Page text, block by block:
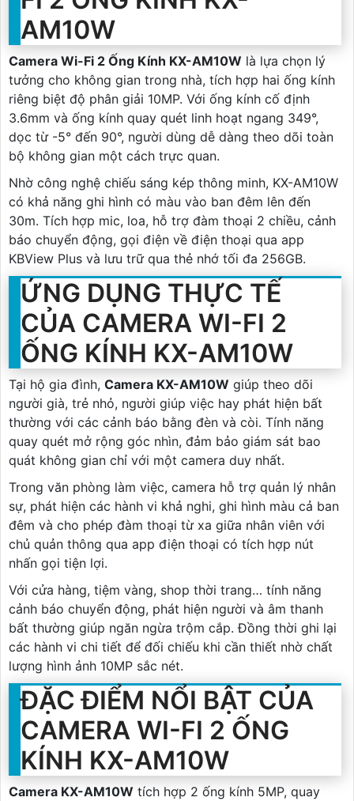
AM10W
Camera Wi-Fi 2 Ống Kính KX-AM10W là lựa chọn lý
tưởng cho không gian trong nhà, tích hợp hai ống kính
riêng biệt độ phân giải 10MP. Với ống kính cố định
3.6mm và ống kính quay quét linh hoạt ngang 349°,
dọc từ -5° đến 90°, người dùng dễ dàng theo dõi toàn
bộ không gian một cách trực quan.
Nhờ công nghệ chiếu sáng kép thông minh, KX-AM10W
có khả năng ghi hình có màu vào ban đêm lên đến
30m. Tích hợp mic, loa, hỗ trợ đàm thoại 2 chiều, cảnh
báo chuyển động, gọi điện về điện thoại qua app
KBView Plus và lưu trữ qua thẻ nhớ tối đa 256GB.
ỨNG DỤNG THỰC TẾ
CỦA CAMERA WI-FI 2
ỐNG KÍNH KX-AM10W
Tại hộ gia đình, Camera KX-AM10W giúp theo dõi
người già, trẻ nhỏ, người giúp việc hay phát hiện bất
thường với các cảnh báo bằng đèn và còi. Tính năng
quay quét mở rộng góc nhìn, đảm bảo giám sát bao
quát không gian chỉ với một camera duy nhất.
Trong văn phòng làm việc, camera hỗ trợ quản lý nhân
sự, phát hiện các hành vi khả nghi, ghi hình màu cả ban
đêm và cho phép đàm thoại từ xa giữa nhân viên với
chủ quản thông qua app điện thoại có tích hợp nút
nhấn gọi tiện lợi.
Với cửa hàng, tiệm vàng, shop thời trang… tính năng
cảnh báo chuyển động, phát hiện người và âm thanh
bất thường giúp ngăn ngừa trộm cắp. Đồng thời ghi lại
các hành vi chi tiết để đối chiếu khi cần thiết nhờ chất
lượng hình ảnh 10MP sắc nét.
ĐẶC ĐIỂM NỔI BẬT CỦA
CAMERA WI-FI 2 ỐNG
KÍNH KX-AM10W
Camera KX-AM10W tích hợp 2 ống kính 5MP, quay